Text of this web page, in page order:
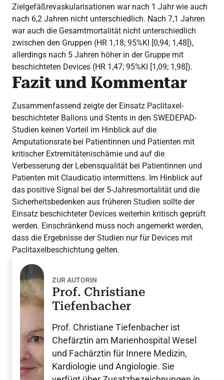
Zielgefäßrevaskularisationen war nach 1 Jahr wie auch
nach 6,2 Jahren nicht unterschiedlich. Nach 7,1 Jahren
war auch die Gesamtmortalität nicht unterschiedlich
zwischen den Gruppen (HR 1,18; 95%KI [0,94; 1,48]),
allerdings nach 5 Jahren höher in der Gruppe mit
beschichteten Devices (HR 1,47; 95%KI [1,09; 1,98]).
Fazit und Kommentar
Zusammenfassend zeigte der Einsatz Paclitaxel-
beschichteter Ballons und Stents in den SWEDEPAD-
Studien keinen Vorteil im Hinblick auf die
Amputationsrate bei Patientinnen und Patienten mit
kritischer Extremitätenischämie und auf die
Verbesserung der Lebensqualität bei Patientinnen und
Patienten mit Claudicatio intermittens. Im Hinblick auf
das positive Signal bei der 5-Jahresmortalität und die
Sicherheitsbedenken aus früheren Studien sollte der
Einsatz beschichteter Devices weiterhin kritisch geprüft
werden. Einschränkend muss noch angemerkt werden,
dass die Ergebnisse der Studien nur für Devices mit
Paclitaxelbeschichtung gelten.
ZUR AUTORIN
Prof. Christiane
Tiefenbacher
Prof. Christiane Tiefenbacher ist
Chefärztin am Marienhospital Wesel
und Fachärztin für Innere Medizin,
Kardiologie und Angiologie. Sie